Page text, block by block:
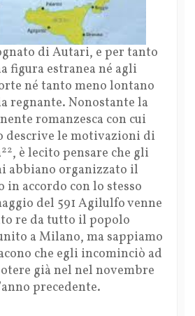
di Autari, e per tanto
figura estranea né agli
né tanto meno lontano
regnante. Nonostante la
romanzesca con cui
descrive le motivazioni di
22, è lecito pensare che gli
abbiano organizzato il
accordo con lo stesso
del 591 Agilulfo venne
re da tutto il popolo
a Milano, ma sappiamo
che egli incominciò ad
già nel nel novembre
precedente.